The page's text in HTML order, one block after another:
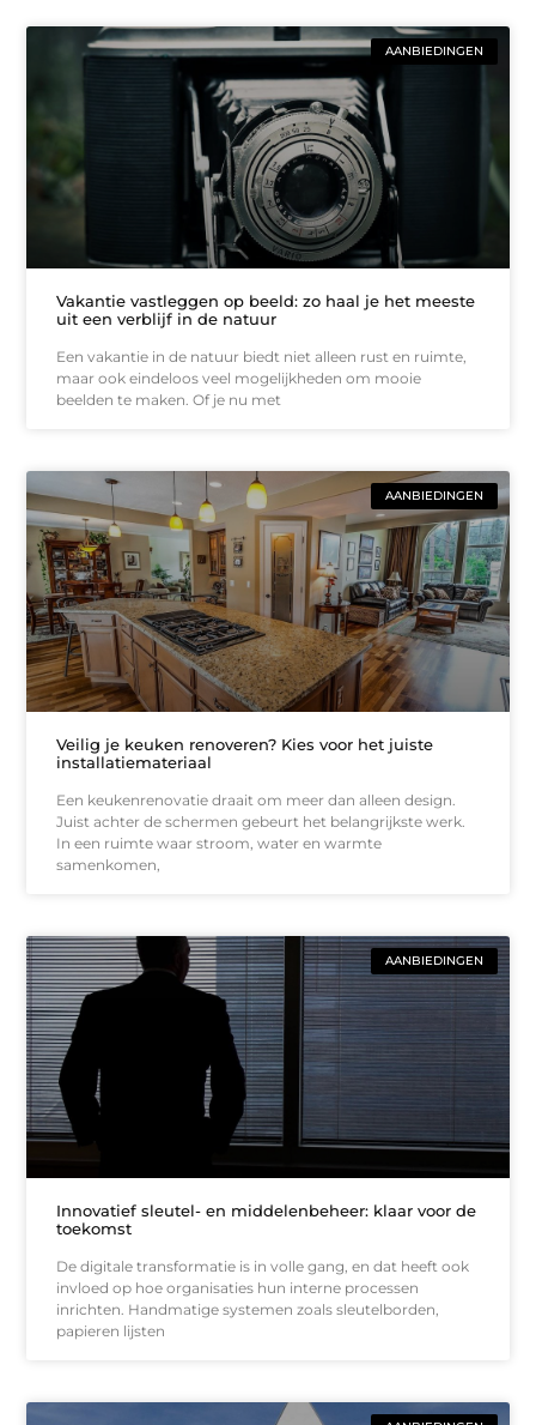
AANBIEDINGEN
Vakantie vastleggen op beeld: zo haal je het meeste
uit een verblijf in de natuur
Een vakantie in de natuur biedt niet alleen rust en ruimte,
maar ook eindeloos veel mogelijkheden om mooie
beelden te maken. Of je nu met
AANBIEDINGEN
Veilig je keuken renoveren? Kies voor het juiste
installatiemateriaal
Een keukenrenovatie draait om meer dan alleen design.
Juist achter de schermen gebeurt het belangrijkste werk.
In een ruimte waar stroom, water en warmte
samenkomen,
AANBIEDINGEN
Innovatief sleutel- en middelenbeheer: klaar voor de
toekomst
De digitale transformatie is in volle gang, en dat heeft ook
invloed op hoe organisaties hun interne processen
inrichten. Handmatige systemen zoals sleutelborden,
papieren lijsten